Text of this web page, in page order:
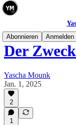
Abonnieren
Anmelden
Der
Yascha Mounk
Jan. 1, 2025
2
1